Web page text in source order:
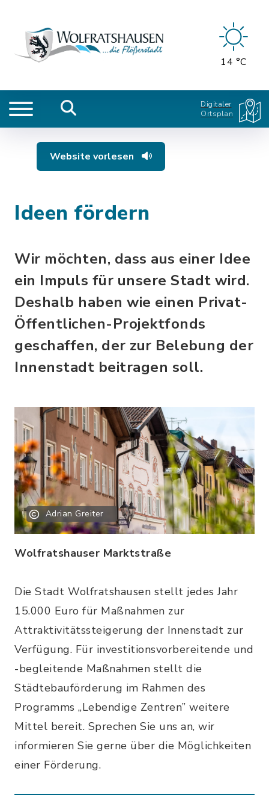
14 °C
Digitaler
Ortsplan
Website vorlesen
Ideen fördern
Wir möchten, dass aus einer Idee
ein Impuls für unsere Stadt wird.
Deshalb haben wie einen Privat-
Öffentlichen-Projektfonds
geschaffen, der zur Belebung der
Innenstadt beitragen soll.
Adrian Greiter
Wolfratshauser Marktstraße
Die Stadt Wolfratshausen stellt jedes Jahr
15.000 Euro für Maßnahmen zur
Attraktivitätssteigerung der Innenstadt zur
Verfügung. Für investitionsvorbereitende und
-begleitende Maßnahmen stellt die
Städtebauförderung im Rahmen des
Programms „Lebendige Zentren” weitere
Mittel bereit. Sprechen Sie uns an, wir
informieren Sie gerne über die Möglichkeiten
einer Förderung.